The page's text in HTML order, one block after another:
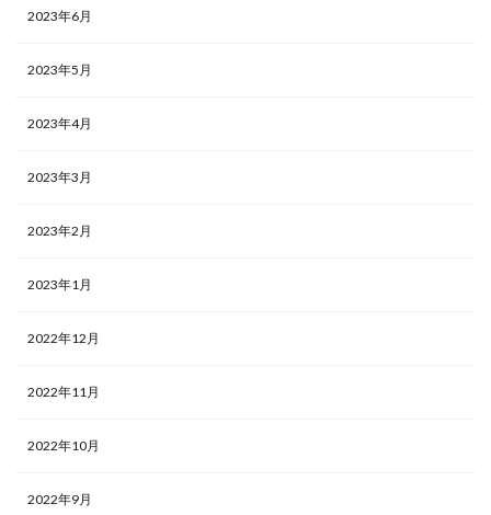
2023年6月
2023年5月
2023年4月
2023年3月
2023年2月
2023年1月
2022年12月
2022年11月
2022年10月
2022年9月